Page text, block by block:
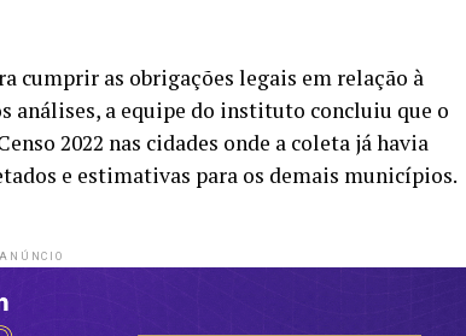
cumprir as obrigações legais em relação à
análises, a equipe do instituto concluiu que o
2022 nas cidades onde a coleta já havia
e estimativas para os demais municípios.
ANÚNCIO